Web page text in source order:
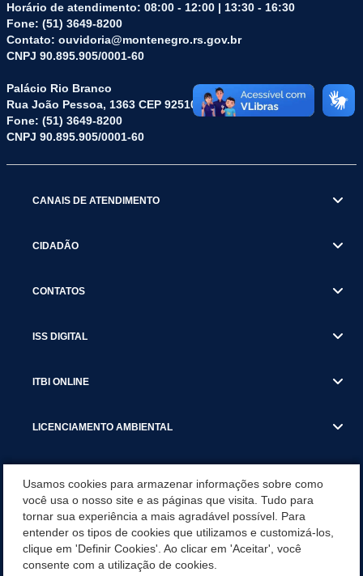
Horário de atendimento: 08:00 - 12:00 | 13:30 - 16:30
Fone: (51) 3649-8200
Contato: ouvidoria@montenegro.rs.gov.br
CNPJ 90.895.905/0001-60
Palácio Rio Branco
Rua João Pessoa, 1363 CEP 92510-045
Fone: (51) 3649-8200
CNPJ 90.895.905/0001-60
CANAIS DE ATENDIMENTO
CIDADÃO
CONTATOS
ISS DIGITAL
ITBI ONLINE
LICENCIAMENTO AMBIENTAL
SERVIÇOS
SERVIÇOS DO DEPARTAMENTO DE RECEITA MUNICIPAL
Usamos cookies para armazenar informações sobre como
você usa o nosso site e as páginas que visita. Tudo para
tornar sua experiência a mais agradável possível. Para
entender os tipos de cookies que utilizamos e customizá-los,
clique em 'Definir Cookies'. Ao clicar em 'Aceitar', você
consente com a utilização de cookies.